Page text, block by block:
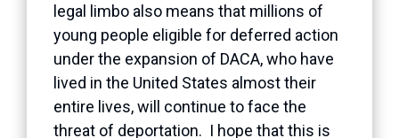
legal limbo also means that millions of
young people eligible for deferred action
under the expansion of DACA, who have
lived in the United States almost their
entire lives, will continue to face the
threat of deportation. I hope that this is